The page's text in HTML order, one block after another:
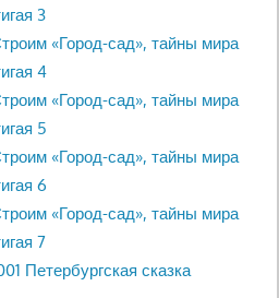
3
«Город-сад», тайны мира
4
«Город-сад», тайны мира
5
«Город-сад», тайны мира
6
«Город-сад», тайны мира
7
Петербургская сказка